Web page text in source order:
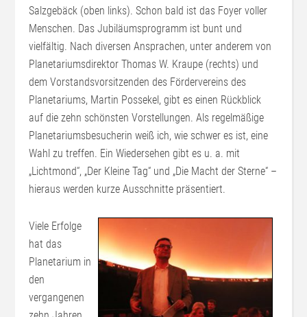
Salzgebäck (oben links). Schon bald ist das Foyer voller
Menschen. Das Jubiläumsprogramm ist bunt und
vielfältig. Nach diversen Ansprachen, unter anderem von
Planetariumsdirektor Thomas W. Kraupe (rechts) und
dem Vorstandsvorsitzenden des Fördervereins des
Planetariums, Martin Possekel, gibt es einen Rückblick
auf die zehn schönsten Vorstellungen. Als regelmäßige
Planetariumsbesucherin weiß ich, wie schwer es ist, eine
Wahl zu treffen. Ein Wiedersehen gibt es u. a. mit
„Lichtmond“, „Der Kleine Tag“ und „Die Macht der Sterne“ –
hieraus werden kurze Ausschnitte präsentiert.
Viele Erfolge
hat das
Planetarium in
den
vergangenen